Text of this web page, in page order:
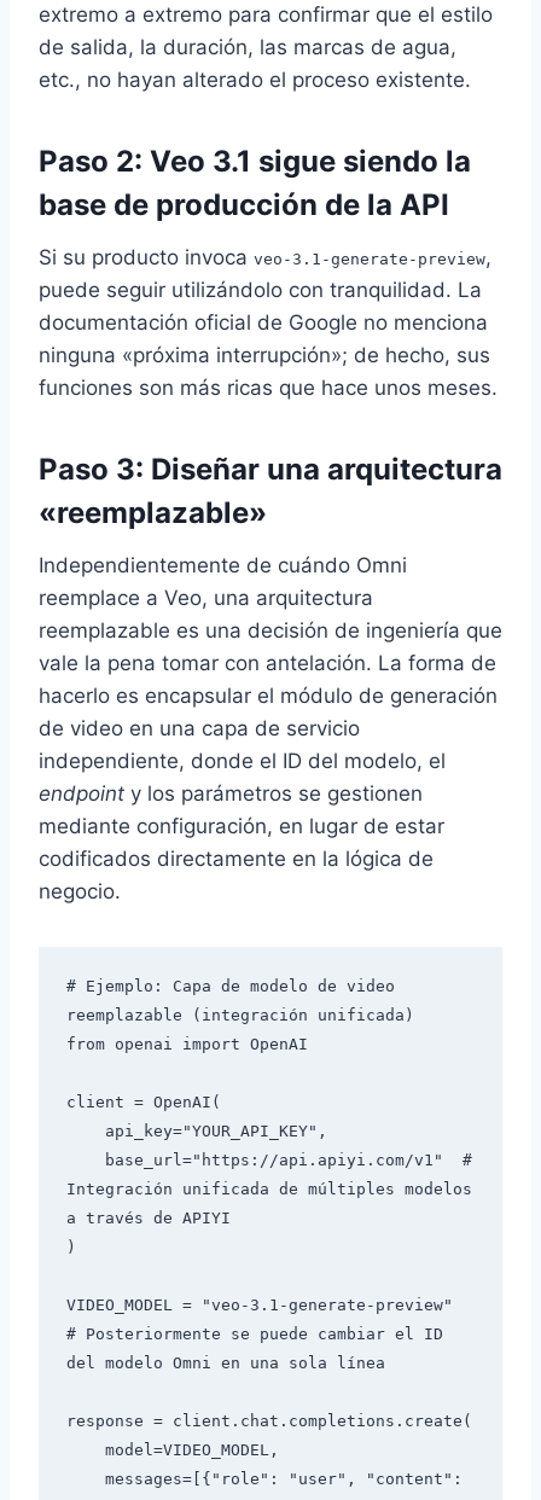
extremo a extremo para confirmar que el estilo
de salida, la duración, las marcas de agua,
etc., no hayan alterado el proceso existente.
Paso 2: Veo 3.1 sigue siendo la
base de producción de la API
Si su producto invoca veo-3.1-generate-preview,
puede seguir utilizándolo con tranquilidad. La
documentación oficial de Google no menciona
ninguna «próxima interrupción»; de hecho, sus
funciones son más ricas que hace unos meses.
Paso 3: Diseñar una arquitectura
«reemplazable»
Independientemente de cuándo Omni
reemplace a Veo, una arquitectura
reemplazable es una decisión de ingeniería que
vale la pena tomar con antelación. La forma de
hacerlo es encapsular el módulo de generación
de video en una capa de servicio
independiente, donde el ID del modelo, el
endpoint y los parámetros se gestionen
mediante configuración, en lugar de estar
codificados directamente en la lógica de
negocio.
# Ejemplo: Capa de modelo de video
reemplazable (integración unificada)
from openai import OpenAI
client = OpenAI(
Integración unificada de múltiples modelos
a través de APIYI
)
VIDEO_MODEL = "veo-3.1-generate-preview"
# Posteriormente se puede cambiar el ID
del modelo Omni en una sola línea
response = client.chat.completions.create(